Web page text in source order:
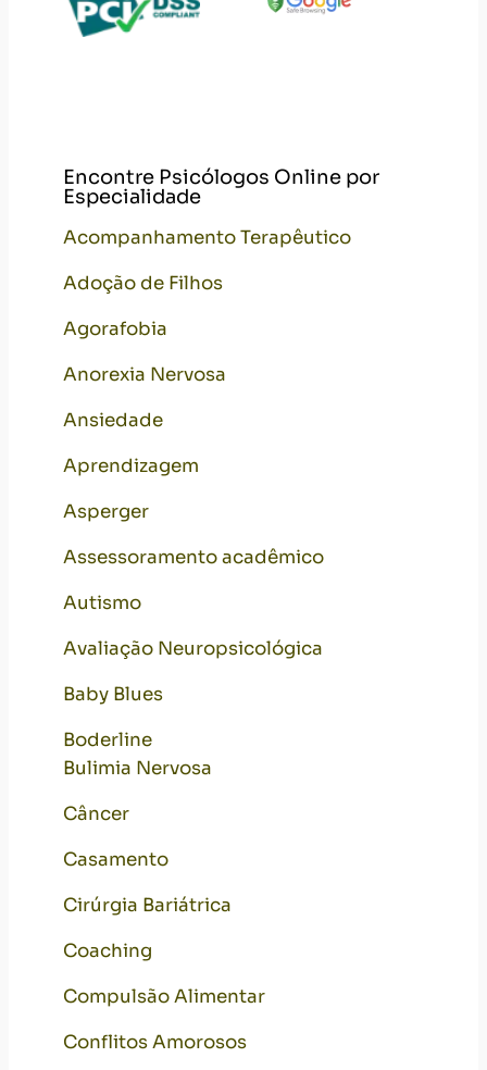
Encontre Psicólogos Online por
Especialidade
Acompanhamento Terapêutico
Adoção de Filhos
Agorafobia
Anorexia Nervosa
Ansiedade
Aprendizagem
Asperger
Assessoramento acadêmico
Autismo
Avaliação Neuropsicológica
Baby Blues
Boderline
Bulimia Nervosa
Câncer
Casamento
Cirúrgia Bariátrica
Coaching
Compulsão Alimentar
Conflitos Amorosos